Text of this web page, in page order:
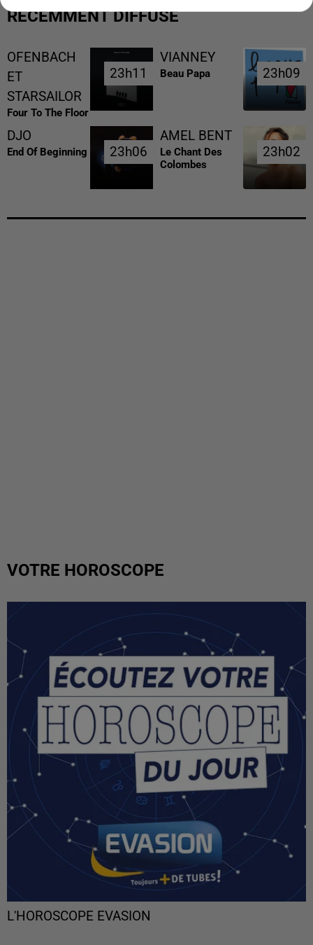
RÉCEMMENT DIFFUSÉ
OFENBACH
ET
STARSAILOR
Four To The Floor
23h11
23h11
VIANNEY
Beau Papa 23h09
23h09
DJO
End Of Beginning 23h06
23h06
AMEL BENT
Le Chant Des
Colombes
23h02
23h02
VOTRE HOROSCOPE
L'HOROSCOPE EVASION